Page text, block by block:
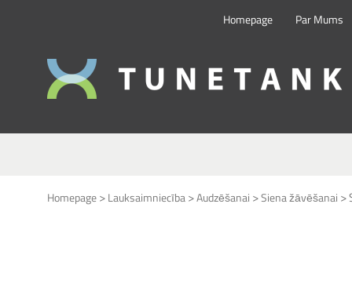
Homepage Par Mums
Homepage > Lauksaimniecība >Audzēšanai >Siena žāvēšanai >